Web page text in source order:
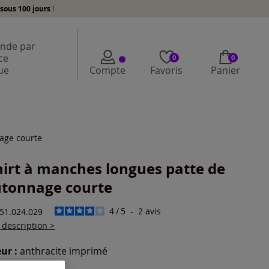
sous 100 jours !
par
Compte
0
Favoris
0
Panier
courte
à manches longues patte de
courte
4/ 5 - 2avis
description >
:anthracite imprimé